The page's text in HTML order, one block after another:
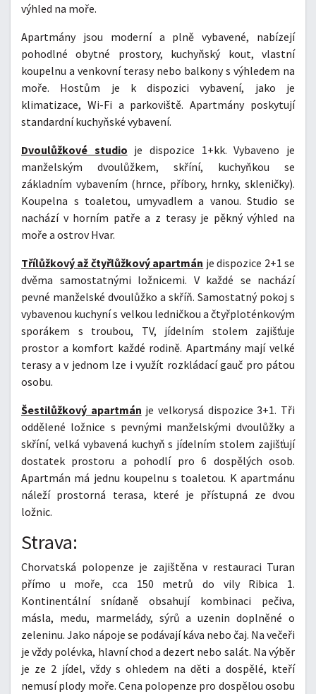
výhled na moře.
Apartmány jsou moderní a plně vybavené, nabízejí
pohodlné obytné prostory, kuchyňský kout, vlastní
koupelnu a venkovní terasy nebo balkony s výhledem na
moře. Hostům je k dispozici vybavení, jako je
klimatizace, Wi-Fi a parkoviště. Apartmány poskytují
standardní kuchyňské vybavení.
Dvoulůžkové studio je dispozice 1+kk. Vybaveno je
manželským dvoulůžkem, skříní, kuchyňkou se
základním vybavením (hrnce, příbory, hrnky, skleničky).
Koupelna s toaletou, umyvadlem a vanou. Studio se
nachází v horním patře a z terasy je pěkný výhled na
moře a ostrov Hvar.
Třílůžkový až čtyřlůžkový apartmán je dispozice 2+1 se
dvěma samostatnými ložnicemi. V každé se nachází
pevné manželské dvoulůžko a skříň. Samostatný pokoj s
vybavenou kuchyní s velkou ledničkou a čtyřploténkovým
sporákem s troubou, TV, jídelním stolem zajišťuje
prostor a komfort každé rodině. Apartmány mají velké
terasy a v jednom lze i využít rozkládací gauč pro pátou
osobu.
Šestilůžkový apartmán je velkorysá dispozice 3+1. Tři
oddělené ložnice s pevnými manželskými dvoulůžky a
skříní, velká vybavená kuchyň s jídelním stolem zajišťují
dostatek prostoru a pohodlí pro 6 dospělých osob.
Apartmán má jednu koupelnu s toaletou. K apartmánu
náleží prostorná terasa, které je přístupná ze dvou
ložnic.
Strava:
Chorvatská polopenze je zajištěna v restauraci Turan
přímo u moře, cca 150 metrů do vily Ribica 1.
Kontinentální snídaně obsahují kombinaci pečiva,
másla, medu, marmelády, sýrů a uzenin doplněné o
zeleninu. Jako nápoje se podávají káva nebo čaj. Na večeři
je vždy polévka, hlavní chod a dezert nebo salát. Na výběr
je ze 2 jídel, vždy s ohledem na děti a dospělé, kteří
nemusí plody moře. Cena polopenze pro dospělou osobu